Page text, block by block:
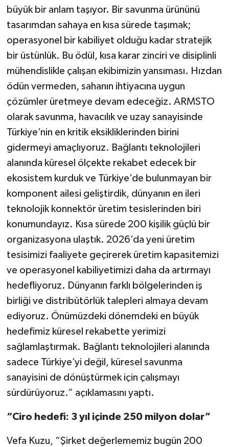
büyük bir anlam taşıyor. Bir savunma ürününü
tasarımdan sahaya en kısa sürede taşımak;
operasyonel bir kabiliyet olduğu kadar stratejik
bir üstünlük. Bu ödül, kısa karar zinciri ve disiplinli
mühendislikle çalışan ekibimizin yansıması. Hızdan
ödün vermeden, sahanın ihtiyacına uygun
çözümler üretmeye devam edeceğiz. ARMSTO
olarak savunma, havacılık ve uzay sanayisinde
Türkiye’nin en kritik eksikliklerinden birini
gidermeyi amaçlıyoruz. Bağlantı teknolojileri
alanında küresel ölçekte rekabet edecek bir
ekosistem kurduk ve Türkiye’de bulunmayan bir
komponent ailesi geliştirdik, dünyanın en ileri
teknolojik konnektör üretim tesislerinden biri
konumundayız. Kısa sürede 200 kişilik güçlü bir
organizasyona ulaştık. 2026’da yeni üretim
tesisimizi faaliyete geçirerek üretim kapasitemizi
ve operasyonel kabiliyetimizi daha da artırmayı
hedefliyoruz. Dünyanın farklı bölgelerinden iş
birliği ve distribütörlük talepleri almaya devam
ediyoruz. Önümüzdeki dönemdeki en büyük
hedefimiz küresel rekabette yerimizi
sağlamlaştırmak. Bağlantı teknolojileri alanında
sadece Türkiye’yi değil, küresel savunma
sanayisini de dönüştürmek için çalışmayı
sürdürüyoruz.” açıklamasını yaptı.
“Ciro hedefi: 3 yıl içinde 250 milyon dolar”
Vefa Kuzu, “Şirket değerlememiz bugün 200